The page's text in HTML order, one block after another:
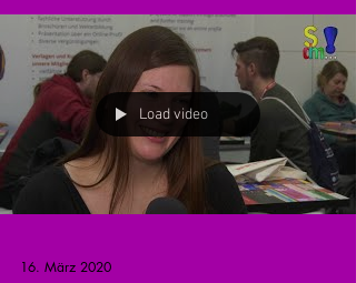
Load video
16. März 2020